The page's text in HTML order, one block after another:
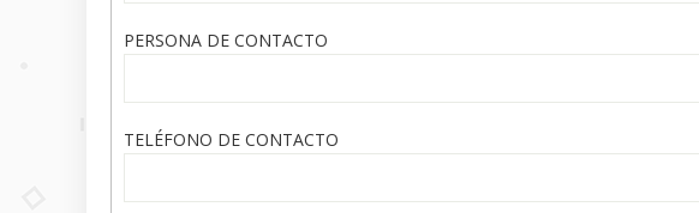
PERSONA DE CONTACTO
TELÉFONO DE CONTACTO